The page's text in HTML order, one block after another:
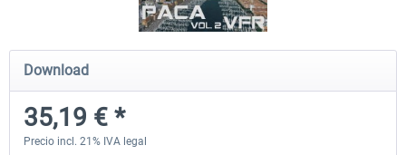
Mega Airport Frankfurt V2.0
30,45 € *
Mega Airport Berlin
Download
35,19 € *
Precio incl. 21% IVA legal